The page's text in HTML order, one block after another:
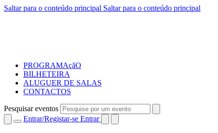
Saltar para o conteúdo principal Saltar para o conteúdo principal
PROGRAMAçãO
BILHETEIRA
ALUGUER DE SALAS
CONTACTOS
Pesquisar eventos
Entrar/Registar-se Entrar